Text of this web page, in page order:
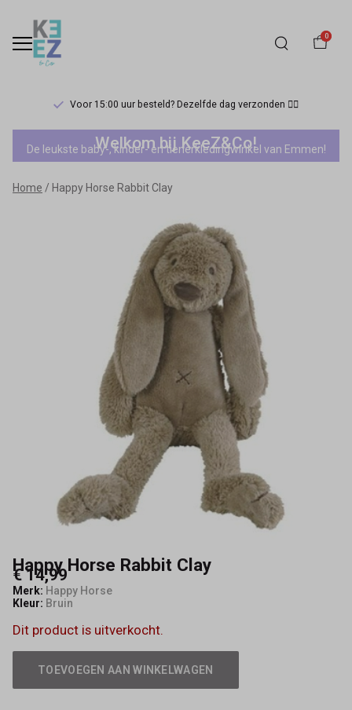
0
Voor 15:00 uur besteld? Dezelfde dag verzonden 🏃‍♀️
Happy
Horse
Rabbit
Keez&Co
Welkom bij KeeZ&Co!
De leukste baby-, kinder- en tienerkledingwinkel van Emmen!
Home Happy Horse Rabbit Clay
Happy Horse Rabbit Clay
€ 14,99
Merk: Happy Horse
Kleur: Bruin
Dit product is uitverkocht.
TOEVOEGEN AAN WINKELWAGEN